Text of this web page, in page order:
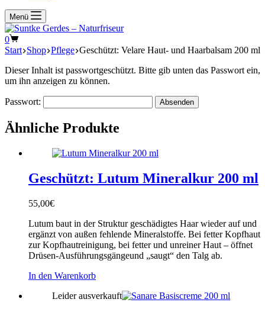
Menü
Warenkorb
0
Start Shop Pflege Geschützt: Velare Haut- und Haarbalsam 200 ml
Dieser Inhalt ist passwortgeschützt. Bitte gib unten das Passwort ein,
um ihn anzeigen zu können.
Passwort:
Ähnliche Produkte
Geschützt: Lutum Mineralkur 200 ml
55,00€
Lutum baut in der Struktur geschädigtes Haar wieder auf und
ergänzt von außen fehlende Mineralstoffe. Bei fetter Kopfhaut
zur Kopfhautreinigung, bei fetter und unreiner Haut – öffnet
Drüsen-Ausführungsgängeund „saugt“ den Talg ab.
In den Warenkorb
Leider ausverkauft